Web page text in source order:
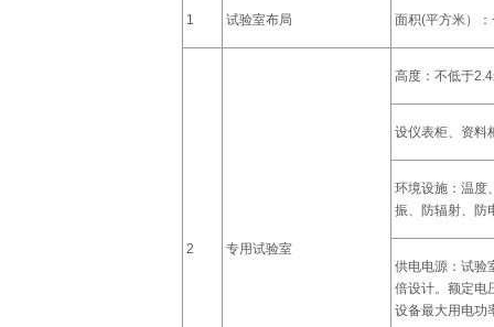
1 试验室布局 面积(平方米）
2 专用试验室
高度：不低于
设仪表柜、资料
环境设施：温度
振、防辐射、防
供电电源：试验
倍设计。额定电
设备最大用电功